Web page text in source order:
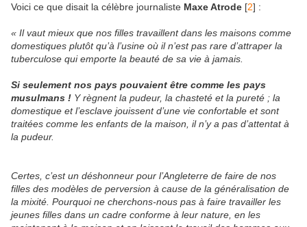
Voici ce que disait la célèbre journaliste Maxe Atrode [2] :
« Il vaut mieux que nos filles travaillent dans les maisons comme
domestiques plutôt qu’à l’usine où il n’est pas rare d’attraper la
tuberculose qui emporte la beauté de sa vie à jamais.
Si seulement nos pays pouvaient être comme les pays
musulmans ! Y règnent la pudeur, la chasteté et la pureté ; la
domestique et l’esclave jouissent d’une vie confortable et sont
traitées comme les enfants de la maison, il n’y a pas d’attentat à
la pudeur.
Certes, c’est un déshonneur pour l’Angleterre de faire de nos
filles des modèles de perversion à cause de la généralisation de
la mixité. Pourquoi ne cherchons-nous pas à faire travailler les
jeunes filles dans un cadre conforme à leur nature, en les